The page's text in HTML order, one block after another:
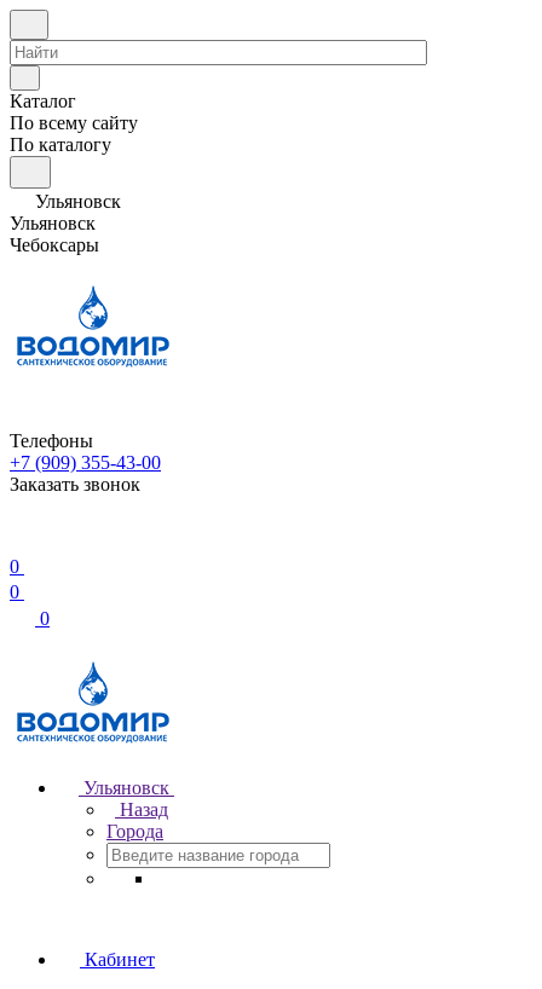
Каталог
По всему сайту
По каталогу
Ульяновск
Ульяновск
Чебоксары
Телефоны
+7 (909) 355-43-00
Заказать звонок
0
0
0
Ульяновск
Назад
Города
Кабинет